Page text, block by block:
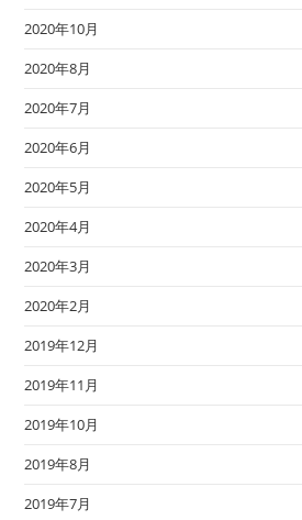
2020年10月
2020年8月
2020年7月
2020年6月
2020年5月
2020年4月
2020年3月
2020年2月
2019年12月
2019年11月
2019年10月
2019年8月
2019年7月